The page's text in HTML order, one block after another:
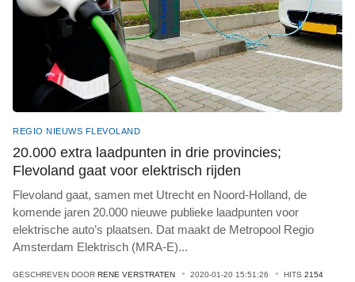
REGIO NIEUWS FLEVOLAND
20.000 extra laadpunten in drie provincies;
Flevoland gaat voor elektrisch rijden
Flevoland gaat, samen met Utrecht en Noord-Holland, de
komende jaren 20.000 nieuwe publieke laadpunten voor
elektrische auto’s plaatsen. Dat maakt de Metropool Regio
Amsterdam Elektrisch (MRA-E)...
GESCHREVEN DOOR RENE VERSTRATEN 2020-01-20 15:51:26 HITS 2154